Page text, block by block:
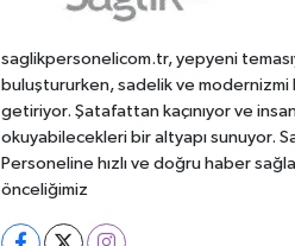
saglikpersonelicom.tr, yepyeni
buluştururken, sadelik ve modernizmi
getiriyor. Şatafattan kaçınıyor ve
okuyabilecekleri bir altyapı sunuyor.
Personeline hızlı ve doğru haber
önceliğimiz